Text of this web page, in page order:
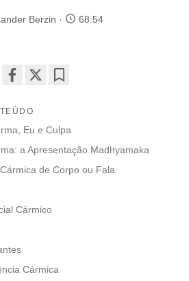
Berzin 68:54
on
facebookEu e Culpa
a Apresentação Madhyamaka
de Corpo ou Fala
Cármico
Cármica